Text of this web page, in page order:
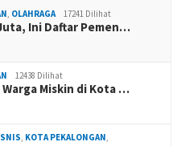
, OLAHRAGA 17241 Dilihat
Ini Daftar Pemen…
12438 Dilihat
Miskin di Kota …
, KOTA PEKALONGAN,